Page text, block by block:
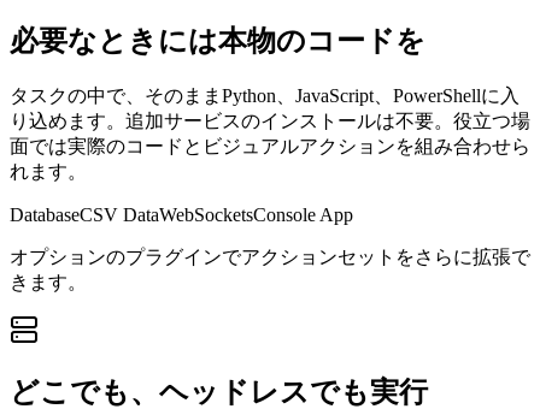
必要なときには本物のコードを
タスクの中で、そのままPython、JavaScript、PowerShellに入
り込めます。追加サービスのインストールは不要。役立つ場
面では実際のコードとビジュアルアクションを組み合わせら
れます。
DatabaseCSV DataWebSocketsConsole App
オプションのプラグインでアクションセットをさらに拡張で
きます。
どこでも、ヘッドレスでも実行